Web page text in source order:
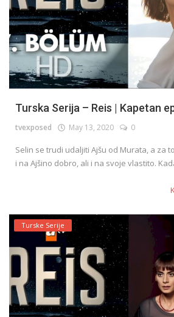
Turska Serija – Reis | Kapetan
tvexposed May 13, 2020 0
Selin se trudi udaljiti Ajšu od Murata, a za
i na Ajšino dobro, ali i na svoje vlastito.
Turske Serije